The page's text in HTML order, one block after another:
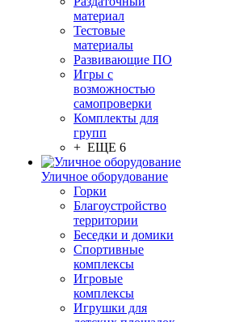
материал
Тестовые
материалы
Развивающие ПО
Игры с
возможностью
самопроверки
Комплекты для
групп
+ ЕЩЕ 6
Уличное оборудование
Горки
Благоустройство
территории
Беседки и домики
Спортивные
комплексы
Игровые
комплексы
Игрушки для